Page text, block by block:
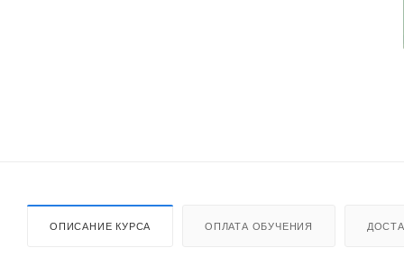
ОПИСАНИЕ КУРСА ОПЛАТА ОБУЧЕНИЯ